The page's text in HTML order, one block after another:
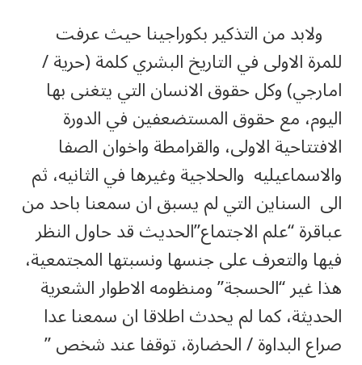
ولابد من التذكير بكوراجينا حيث عرفت
للمرة الاولى في التاريخ البشري كلمة (حرية /
امارجي) وكل حقوق الانسان التي يتغنى بها
اليوم، مع حقوق المستضعفين في الدورة
الافتتاحية الاولى، والقرامطة واخوان الصفا
والاسماعيليه والحلاجية وغيرها في الثانيه، ثم
الى السناين التي لم يسبق ان سمعنا باحد من
عباقرة “علم الاجتماع”الحديث قد حاول النظر
فيها والتعرف على جنسها ونسبتها المجتمعية،
هذا غير “الحسجة” ومنظومه الاطوار الشعرية
الحديثة، كما لم يحدث اطلاقا ان سمعنا عدا
صراع البداوة / الحضارة، توقفا عند شخص ”